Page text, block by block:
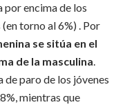
por encima de los
torno al 6%) . Por
se sitúa en el
de la masculina.
de paro de los jóvenes
mientras que